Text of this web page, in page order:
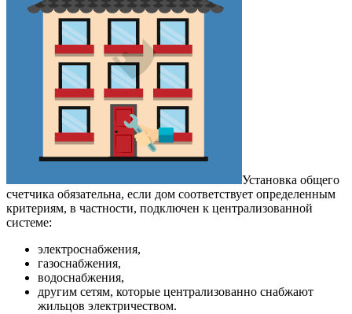
Установка общего
счетчика обязательна, если дом соответствует определенным
критериям, в частности, подключен к централизованной
системе:
электроснабжения,
газоснабжения,
водоснабжения,
другим сетям, которые централизованно снабжают
жильцов электричеством.